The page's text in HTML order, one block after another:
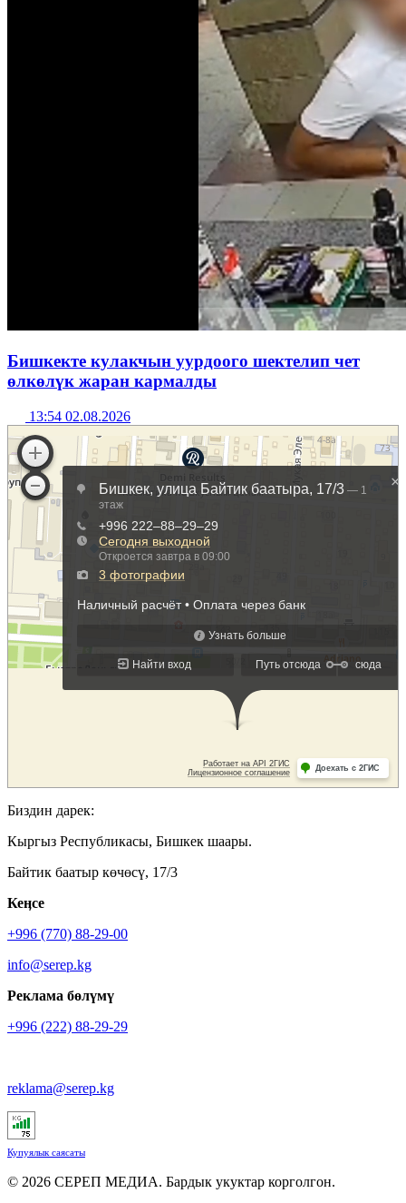
Бишкекте кулакчын уурдоого шектелип чет
өлкөлүк жаран кармалды
13:54 02.08.2026
Биздин дарек:
Кыргыз Республикасы, Бишкек шаары.
Байтик баатыр көчөсү, 17/3
Кеӊсе
+996 (770) 88-29-00
info@serep.kg
Реклама бөлүмү
+996 (222) 88-29-29
reklama@serep.kg
Купуялык саясаты
© 2026 СЕРЕП МЕДИА. Бардык укуктар корголгон.